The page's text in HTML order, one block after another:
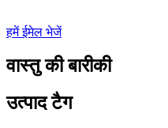
हमें ईमेल भेजें
वास्तु की बारीकी
उत्पाद टैग